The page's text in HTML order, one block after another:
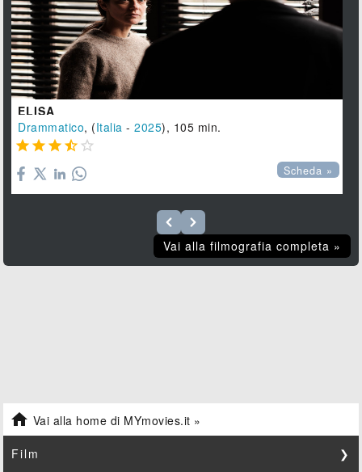
ELISA
Drammatico, (Italia -2025), 105 min.
    
Scheda »
Vai alla filmografia completa »
 Vai alla home di MYmovies.it »
Film ❯